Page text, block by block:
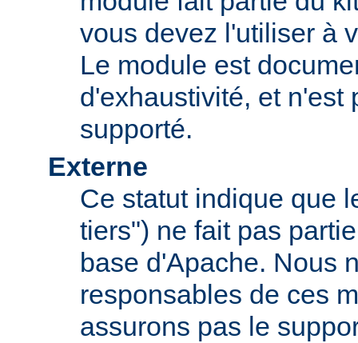
vous devez l'utiliser à
Le module est
d'exhaustivité, et n'est
supporté.
Externe
Ce statut indique que
tiers") ne fait pas
base d'Apache. Nous
responsables de ces
assurons pas le